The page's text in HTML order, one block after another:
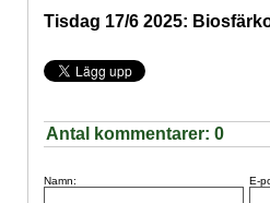
Tisdag 17/6 2025:
Antal kommentarer: 0
Namn: E-